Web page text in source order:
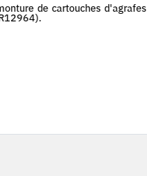
de cartouches d'agrafes